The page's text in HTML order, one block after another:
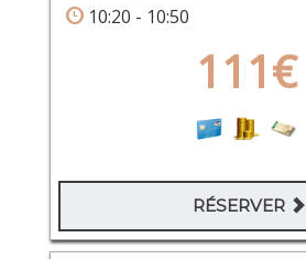
10:20 - 10:50
111€
RÉSERVER